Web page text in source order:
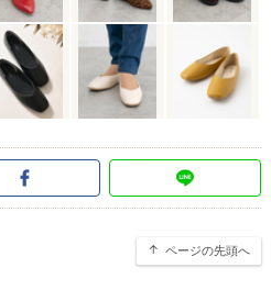
ページの先頭へ